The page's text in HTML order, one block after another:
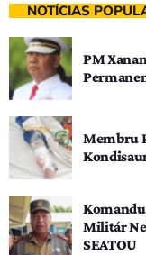
NOTÍCIAS
PM
Membru
Militár
SEATOU